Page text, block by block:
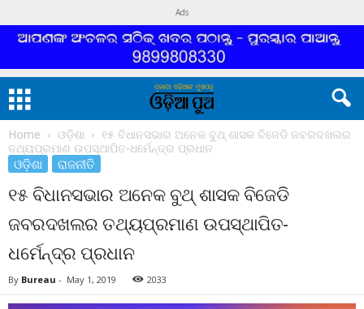
Ads
Home ଓଡ଼ିଶା
୧୫ ବିଧାନସଭାର ଅନେକ ବୁଥ୍ ଶାସକ ବିଜେଡି ଜବରଦଖଲର
ତଥ୍ୟପ୍ରମାଣ ଉପସ୍ଥାପିତ-ଧର୍ମେନ୍ଦ୍ର ପ୍ରଧାନ
ଓଡ଼ିଶା ରାଜନୀତି
୧୫ ବିଧାନସଭାର ଅନେକ ବୁଥ୍ ଶାସକ ବିଜେଡି
ଜବରଦଖଲର ତଥ୍ୟପ୍ରମାଣ ଉପସ୍ଥାପିତ-
ଧର୍ମେନ୍ଦ୍ର ପ୍ରଧାନ
By Bureau - May 1, 2019 2033